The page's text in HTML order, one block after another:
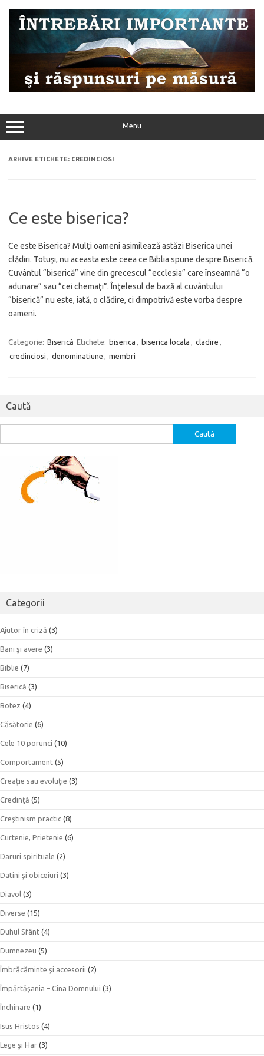
conținut
Menu
ARHIVE ETICHETE: CREDINCIOSI
Ce este biserica?
Ce este Biserica? Mulţi oameni asimilează astăzi Biserica unei
clădiri. Totuşi, nu aceasta este ceea ce Biblia spune despre Biserică.
Cuvântul “biserică” vine din grecescul “ecclesia” care înseamnă “o
adunare” sau “cei chemaţi”. Înţelesul de bază al cuvântului
“biserică” nu este, iată, o clădire, ci dimpotrivă este vorba despre
oameni.
Categorie: Biserică Etichete: biserica biserica locala cladire
credinciosi
denominatiune membri
Caută
după:
Categorii
Ajutor în criză (3)
Bani şi avere (3)
Biblie (7)
Biserică (3)
Botez (4)
Căsătorie (6)
Cele 10 porunci (10)
Comportament (5)
Creaţie sau evoluţie (3)
Credinţă (5)
Creştinism practic (8)
Curtenie, Prietenie (6)
Daruri spirituale (2)
Datini şi obiceiuri (3)
Diavol (3)
Diverse (15)
Duhul Sfânt (4)
Dumnezeu (5)
Îmbrăcăminte şi accesorii (2)
Împărtăşania – Cina Domnului (3)
Închinare (1)
Isus Hristos (4)
Lege şi Har (3)